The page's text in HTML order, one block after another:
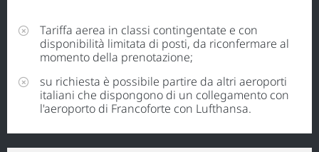
Tariffa aerea in classi contingentate e con
disponibilità limitata di posti, da riconfermare al
momento della prenotazione;
su richiesta è possibile partire da altri aeroporti
italiani che dispongono di un collegamento con
l'aeroporto di Francoforte con Lufthansa.